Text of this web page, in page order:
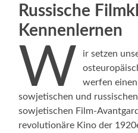
Russische
Kennenlernen
W
ir setzen
werfen
sowjetischen und
sowjetischen Film-
revolutionäre Kino der